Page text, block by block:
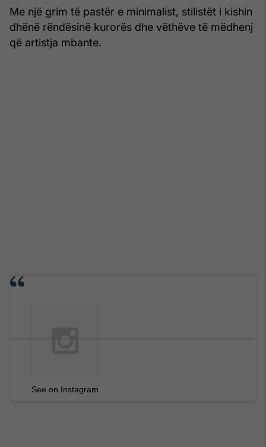
Me një grim të pastër e minimalist, stilistët i kishin
dhënë rëndësinë kurorës dhe vëthëve të mëdhenj
që artistja mbante.
See on Instagram